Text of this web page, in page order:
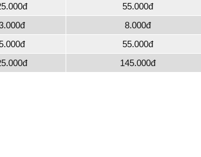
55.000đ
8.000đ
55.000đ
145.000đ